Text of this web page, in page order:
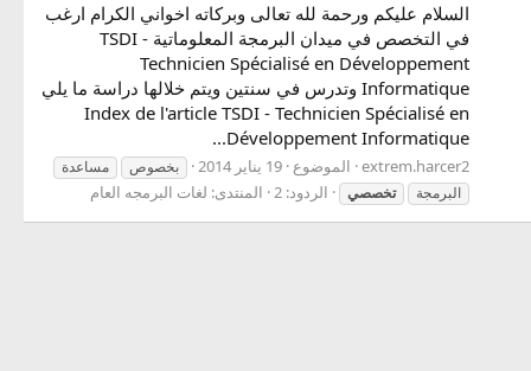
السلام عليكم ورحمة لله تعالى وبركاته اخواني الكرام ارغب
في التخصص في ميدان البرمجة المعلوماتية TSDI -
Technicien Spécialisé en Développement
Informatique وتدرس في سنتين ويتم خلالها دراسة ما يلي
Index de l'article TSDI - Technicien Spécialisé en
Développement Informatique...
extrem.harcer2 الموضوع 19 يناير 2014 بخصوص
مساعدة
البرمجة
تخصصي الردود: 2 المنتدى: لغات البرمجه العام